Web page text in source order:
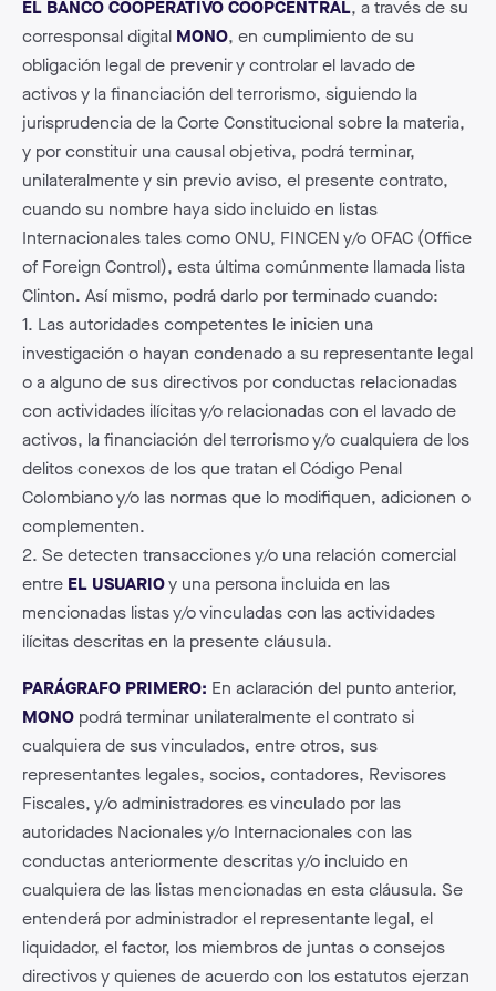
EL BANCO COOPERATIVO COOPCENTRAL, a través de su
corresponsal digital MONO, en cumplimiento de su
obligación legal de prevenir y controlar el lavado de
activos y la financiación del terrorismo, siguiendo la
jurisprudencia de la Corte Constitucional sobre la materia,
y por constituir una causal objetiva, podrá terminar,
unilateralmente y sin previo aviso, el presente contrato,
cuando su nombre haya sido incluido en listas
Internacionales tales como ONU, FINCEN y/o OFAC (Office
of Foreign Control), esta última comúnmente llamada lista
Clinton. Así mismo, podrá darlo por terminado cuando:
1. Las autoridades competentes le inicien una
investigación o hayan condenado a su representante legal
o a alguno de sus directivos por conductas relacionadas
con actividades ilícitas y/o relacionadas con el lavado de
activos, la financiación del terrorismo y/o cualquiera de los
delitos conexos de los que tratan el Código Penal
Colombiano y/o las normas que lo modifiquen, adicionen o
complementen.
2. Se detecten transacciones y/o una relación comercial
entre EL USUARIOy una persona incluida en las
mencionadas listas y/o vinculadas con las actividades
ilícitas descritas en la presente cláusula.
PARÁGRAFO PRIMERO: En aclaración del punto anterior,
MONO podrá terminar unilateralmente el contrato si
cualquiera de sus vinculados, entre otros, sus
representantes legales, socios, contadores, Revisores
Fiscales, y/o administradores es vinculado por las
autoridades Nacionales y/o Internacionales con las
conductas anteriormente descritas y/o incluido en
cualquiera de las listas mencionadas en esta cláusula. Se
entenderá por administrador el representante legal, el
liquidador, el factor, los miembros de juntas o consejos
directivos y quienes de acuerdo con los estatutos ejerzan